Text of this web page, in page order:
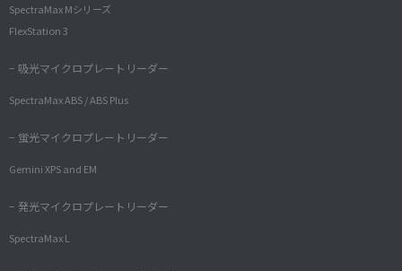
SpectraMax Mシリーズ
FlexStation 3
− 吸光マイクロプレートリーダー
SpectraMax ABS / ABS Plus
− 蛍光マイクロプレートリーダー
Gemini XPS and EM
− 発光マイクロプレートリーダー
SpectraMax L